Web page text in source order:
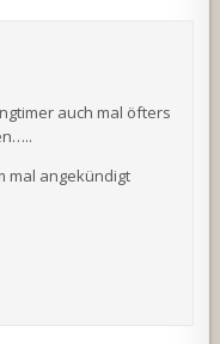
auch mal öfters
mal angekündigt